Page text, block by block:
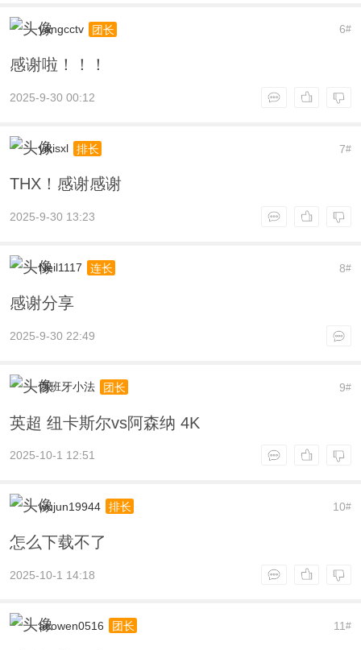
6#
yangcctv 团长
感谢啦！！！
2025-9-30 00:12
7#
yikisxl 排长
THX！感谢感谢
2025-9-30 13:23
8#
Neil1117 连长
感谢分享
2025-9-30 22:49
9#
西班牙小法 团长
英超 纽卡斯尔vs阿森纳 4K
2025-10-1 12:51
10#
wujun19944 排长
怎么下载不了
2025-10-1 14:18
11#
acowen0516 团长